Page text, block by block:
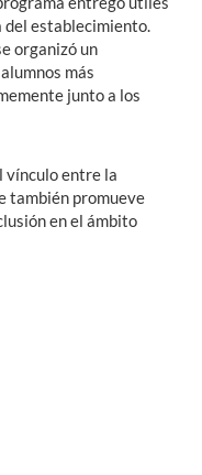
establecimiento.
organizó un
más
junto a los
vínculo entre la
también promueve
en el ámbito